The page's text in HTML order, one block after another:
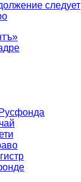
следует